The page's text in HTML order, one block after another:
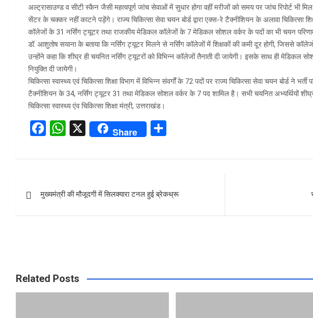
अल्ट्रासाउण्ड व सीटी स्कैन जैसी महत्वपूर्ण जांच सेवाओं में सुधार होगा वहीं मरीजों को समय पर जांच रिपोर्ट भी
सेंटर के चक्कर नहीं काटने पड़ेंगे। राज्य चिकित्सा सेवा चयन बोर्ड द्वारा एक्स-रे टैक्नीशियन के अलावा चिकित्सा
कॉलेजों के 31 नर्सिंग ट्यूटर तथा राजकीय मेडिकल कॉलेजों के 7 मेडिकल सोशल वर्कर के पदों का भी चयन
डॉ. आशुतोष सयाना के बताया कि नर्सिंग ट्यूटर मिलने से नर्सिंग कॉलेजों में शिक्षकों की कमी दूर होगी, जिससे
उन्होंने कहा कि शीघ्र ही चयनित नर्सिंग ट्यूटरों को विभिन्न कॉलेजों तैनाती दी जायेगी। इसके साथ ही मेडिकल
नियुक्ति दी जायेगी।
चिकित्सा स्वास्थ्य एवं चिकित्सा शिक्षा विभाग में विभिन्न संवर्गों के 72 पदों पर राज्य चिकित्सा सेवा चयन बोर्ड ने
टैक्नीशियन के 34, नर्सिंग ट्यूटर 31 तथा मेडिकल सोशल वर्कर के 7 पद शामिल है। सभी चयनित अभ्यर्थियों
चिकित्सा स्वास्थ्य एंव चिकित्सा शिक्षा मंत्री, उत्तराखंड।
F
ce
o
W
at
A
X Share
ar
navigation
मुख्यमंत्री की मौजूदगी में सिलक्यारा टनल हुई ब्रेकथ्रू
Related Posts